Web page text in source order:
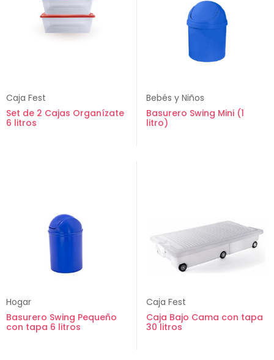
Caja Fest
Set de 2 Cajas Organízate
6 litros
Bebés y Niños
Basurero Swing Mini (1
litro)
Hogar
Basurero Swing Pequeño
con tapa 6 litros
Caja Fest
Caja Bajo Cama con tapa
30 litros